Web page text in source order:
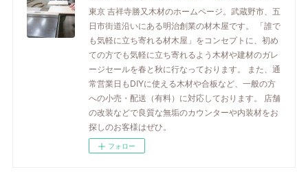
東京 吉祥寺勝又木材のホームページ。武蔵野市、五
日市街道沿いにある明治創業の材木屋です。 「誰で
も気軽に立ち寄れる材木屋」をコンセプトに、初め
ての方でも気軽に立ち寄れるよう木材や建材のガレ
ージセールを春と秋に行なっております。 また、通
常営業日もDIYに使える木材や合板など、一般の方
への小売・配送（有料）に対応しております。 店舗
の改装などで良質な無垢のカウンターや内装材をお
探しのお客様はぜひ。
フォロー